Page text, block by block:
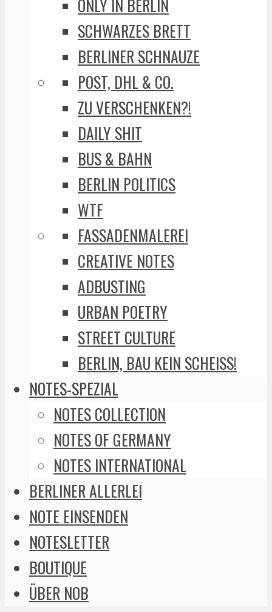
SCHWARZES BRETT
BERLINER SCHNAUZE
POST, DHL & CO.
ZU VERSCHENKEN?!
DAILY SHIT
BUS & BAHN
BERLIN POLITICS
WTF
FASSADENMALEREI
CREATIVE NOTES
ADBUSTING
URBAN POETRY
STREET CULTURE
BERLIN, BAU KEIN SCHEISS!
NOTES-SPEZIAL
NOTES COLLECTION
NOTES OF GERMANY
NOTES INTERNATIONAL
BERLINER ALLERLEI
NOTE EINSENDEN
NOTESLETTER
BOUTIQUE
ÜBER NOB